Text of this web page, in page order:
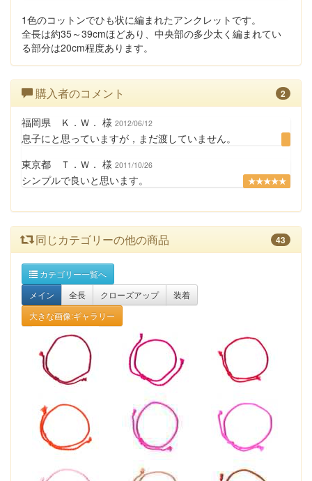
1色のコットンでひも状に編まれたアンクレットです。
全長は約35～39cmほどあり、中央部の多少太く編まれてい
る部分は20cm程度あります。
購入者のコメント 2
福岡県 Ｋ．Ｗ． 様 2012/06/12
息子にと思っていますが，まだ渡していません。
東京都 Ｔ．Ｗ． 様 2011/10/26
★★★★★
シンプルで良いと思います。
同じカテゴリーの他の商品 43
カテゴリー一覧へ
メイン
全長 クローズアップ
装着
大きな画像:ギャラリー